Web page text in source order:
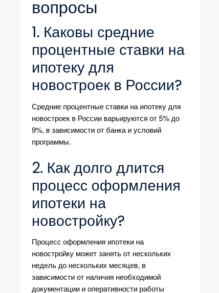
вопросы
1. Каковы средние
процентные ставки на
ипотеку для
новостроек в России?
Средние процентные ставки на ипотеку для
новостроек в России варьируются от 5% до
9%, в зависимости от банка и условий
программы.
2. Как долго длится
процесс оформления
ипотеки на
новостройку?
Процесс оформления ипотеки на
новостройку может занять от нескольких
недель до нескольких месяцев, в
зависимости от наличия необходимой
документации и оперативности работы